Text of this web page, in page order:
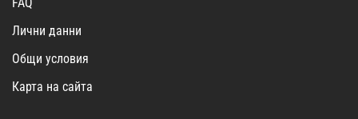
Лични данни
Общи условия
Карта на сайта